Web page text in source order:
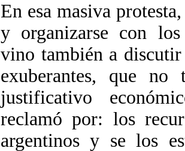
En esa masiva
y organizarse con los
vino también a
exuberantes, que
justificativo
reclamó por: los
argentinos y se los